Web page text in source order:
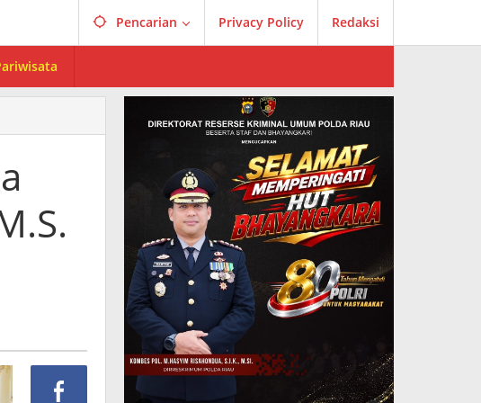
Pencarian Privacy Policy Redaksi